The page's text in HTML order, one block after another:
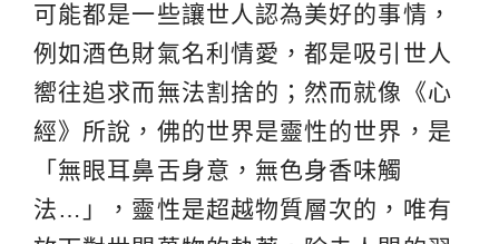
可能都是一些讓世人認為美好的事情，
例如酒色財氣名利情愛，都是吸引世人
嚮往追求而無法割捨的；然而就像《心
經》所說，佛的世界是靈性的世界，是
「無眼耳鼻舌身意，無色身香味觸
法…」，靈性是超越物質層次的，唯有